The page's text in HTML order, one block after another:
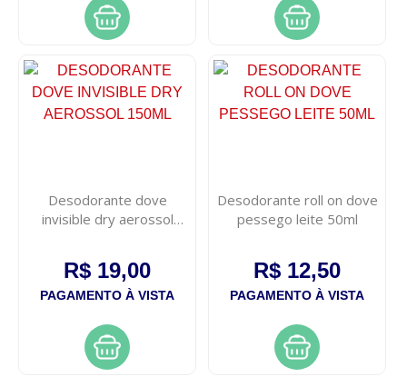
Desodorante dove
invisible dry aerossol
R$ 19,00
PAGAMENTO À VISTA
Desodorante roll on dove
pessego leite 50ml
R$ 12,50
PAGAMENTO À VISTA